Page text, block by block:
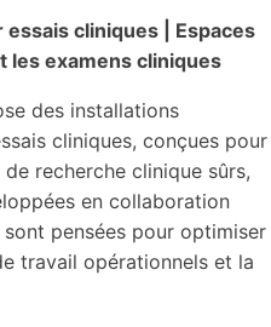
cliniques | Espaces
les examens cliniques
des installations
cliniques, conçues pour
recherche clinique sûrs,
en collaboration
pensées pour optimiser
travail opérationnels et la